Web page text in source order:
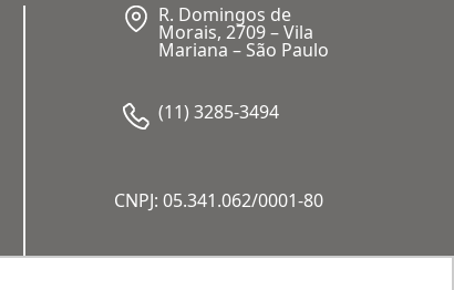
R. Domingos de
Morais, 2709 – Vila
Mariana – São Paulo
(11) 3285-3494
CNPJ: 05.341.062/0001-80